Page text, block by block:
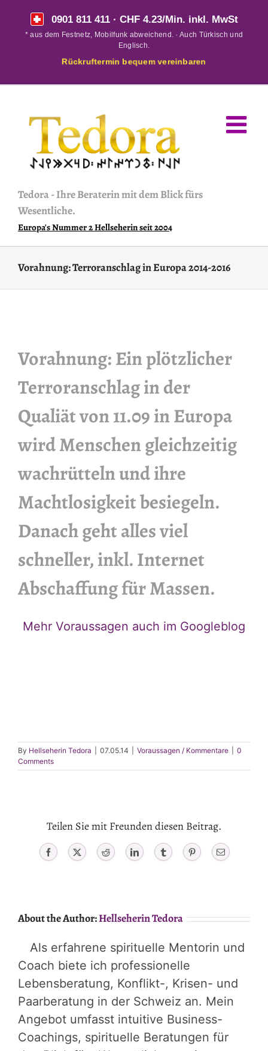
0901 811 411· CHF 4.23/Min. inkl. MwSt
* aus dem Festnetz, Mobilfunk abweichend. · Auch Türkisch und
Englisch.
Rückruftermin bequem vereinbaren
Tedora-Ihre Beraterin mit dem Blick fürs
Wesentliche.
Europa's Nummer 2 Hellseherin seit 2004
Vorahnung: Terroranschlag in Europa 2014-2016
Vorahnung: Ein plötzlicher
Terroranschlag in der
Qualiät von 11.09 in Europa
wird Menschen gleichzeitig
wachrütteln und ihre
Machtlosigkeit besiegeln.
Danach geht alles viel
schneller, inkl. Internet
Abschaffung für Massen.
Mehr Voraussagen auch im Googleblog
By Hellseherin Tedora 07.05.14 Voraussagen / Kommentare
0
Comments
Teilen Sie mit Freunden diesen Beitrag.
Facebook X Reddit LinkedIn Tumblr PinterestEmail
About the Author:Hellseherin Tedora
Als erfahrene spirituelle Mentorin und
Coach biete ich professionelle
Lebensberatung, Konflikt-, Krisen- und
Paarberatung in der Schweiz an. Mein
Angebot umfasst intuitive Business-
Coachings, spirituelle Beratungen für